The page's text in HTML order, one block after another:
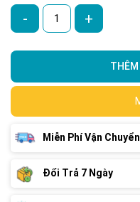
- +
THÊM
Miễn Phí Vận Chuyển
Đổi Trả 7 Ngày